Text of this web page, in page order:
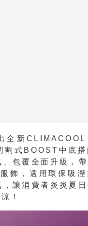
全新CLIMACOOL
割式BOOST中底搭
包覆全面升級，
飾，選用環保吸溼
讓消費者炎炎夏
！